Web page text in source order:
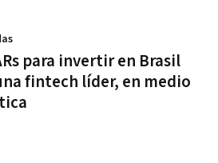
para invertir en Brasil
fintech líder, en medio